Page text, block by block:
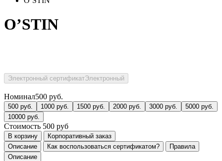
O’STIN
Электронный сертификатЭлектронный
Номинал500 руб.
500 руб. 1000 руб. 1500 руб. 2000 руб. 3000 руб. 5000 руб.
10000 руб.
Стоимость 500 руб
В корзину
Корпоративный заказ
Описание
Как воспользоваться сертификатом?
Правила
Описание